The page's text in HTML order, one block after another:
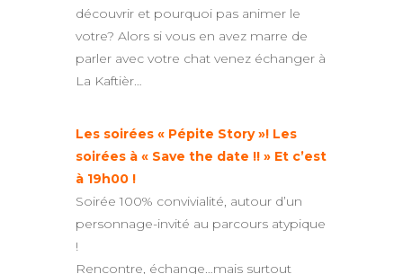
découvrir et pourquoi pas animer le
votre? Alors si vous en avez marre de
parler avec votre chat venez échanger à
La Kaftièr…
Les soirées « Pépite Story »! Les
soirées à « Save the date !! » Et c’est
à 19h00 !
Soirée 100% convivialité, autour d’un
personnage-invité au parcours atypique
!
Rencontre, échange…mais surtout